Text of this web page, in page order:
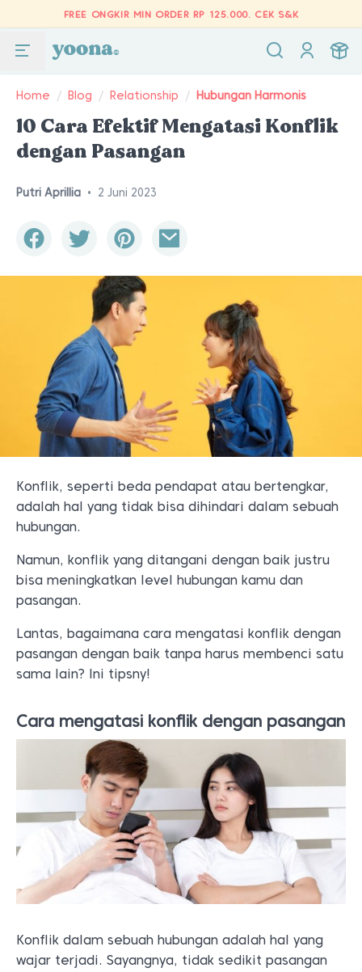
FREE ONGKIR MIN ORDER RP 125.000. CEK S&K
Home / Blog / Relationship / Hubungan Harmonis
10 Cara Efektif Mengatasi Konflik
dengan Pasangan
Putri Aprillia • 2 Juni 2023
Konflik, seperti beda pendapat atau bertengkar,
adalah hal yang tidak bisa dihindari dalam sebuah
hubungan.
Namun, konflik yang ditangani dengan baik justru
bisa meningkatkan level hubungan kamu dan
pasangan.
Lantas, bagaimana cara mengatasi konflik dengan
pasangan dengan baik tanpa harus membenci satu
sama lain? Ini tipsny!
Cara mengatasi konflik dengan pasangan
Konflik dalam sebuah hubungan adalah hal yang
wajar terjadi. Sayangnya, tidak sedikit pasangan